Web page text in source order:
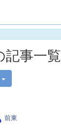
記事一覧
前東